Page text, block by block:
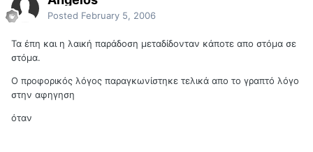
Posted February 5, 2006
Τα έπη και η λαική παράδοση μεταδίδονταν κάποτε απο στόμα σε
στόμα.
Ο προφορικός λόγος παραγκωνίστηκε τελικά απο το γραπτό λόγο
στην αφηγηση
όταν